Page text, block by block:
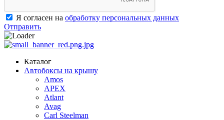
Я согласен на обработку персональных данных
Отправить
Каталог
Автобоксы на крышу
Amos
APEX
Atlant
Avag
Carl Steelman